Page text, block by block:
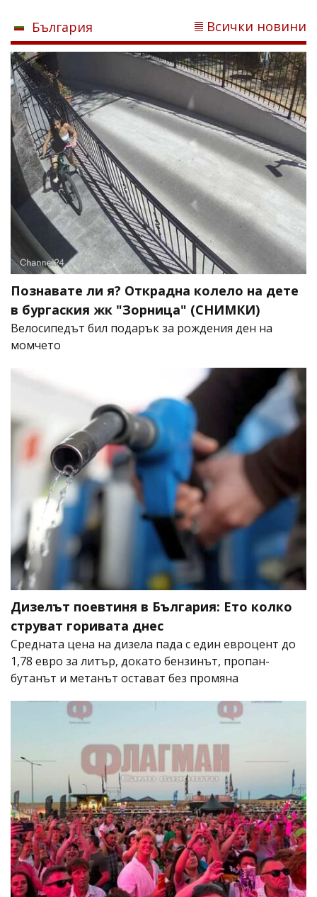
България Всички новини
Познавате ли я? Открадна колело на дете
в бургаския жк "Зорница" (СНИМКИ)
Велосипедът бил подарък за рождения ден на
момчето
Дизелът поевтиня в България: Ето колко
струват горивата днес
Средната цена на дизела пада с един евроцент до
1,78 евро за литър, докато бензинът, пропан-
бутанът и метанът остават без промяна